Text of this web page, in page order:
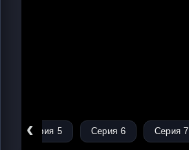
‹
Серия 5 Серия 6 Серия 7